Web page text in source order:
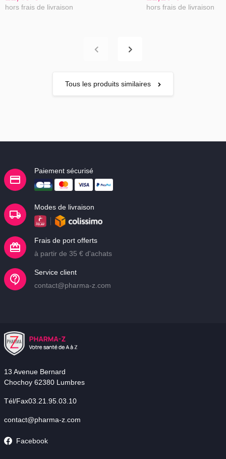
hors frais de livraison hors frais de livraison
Tous les produits similaires
Paiement sécurisé
Modes de livraison
Frais de port offerts
à partir de 35 € d'achats
Service client
contact@pharma-z.com
13 Avenue Bernard
Chochoy 62380 Lumbres
Tél/Fax03.21.95.03.10
contact@pharma-z.com
Facebook